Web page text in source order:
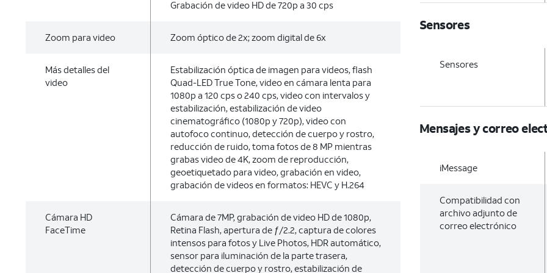
Grabación de video HD de 720p a 30 cps
Zoom para video Zoom óptico de 2x; zoom digital de 6x
Más detalles del
video
Estabilización óptica de imagen para videos, flash
Quad-LED True Tone, video en cámara lenta para
1080p a 120 cps o 240 cps, video con intervalos y
estabilización, estabilización de video
cinematográfico (1080p y 720p), video con
autofoco continuo, detección de cuerpo y rostro,
reducción de ruido, toma fotos de 8 MP mientras
grabas video de 4K, zoom de reproducción,
geoetiquetado para video, grabación en video,
grabación de videos en formatos: HEVC y H.264
Cámara HD
FaceTime
Cámara de 7MP, grabación de video HD de 1080p,
Retina Flash, apertura de ƒ/2.2, captura de colores
intensos para fotos y Live Photos, HDR automático,
sensor para iluminación de la parte trasera,
detección de cuerpo y rostro, estabilización de
Sensores
Sensores
Mensajes y correo
iMessage
Compatibilidad con
archivo adjunto de
correo electrónico